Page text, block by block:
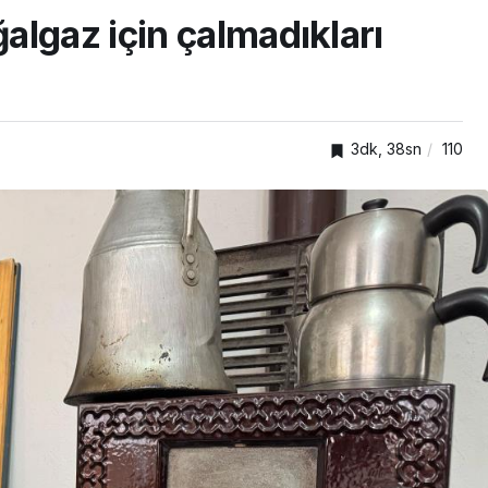
için çalmadıkları
3dk, 38sn 110
GENEL
Gebze Ticaret Odası
üyelerine yeni ihracat
kapıları aralıyor